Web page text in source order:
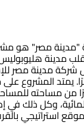
"مدينة مصر" هو
مدينة
مدينة مصر
من مساحته
وكل ذلك في
استراتيجي